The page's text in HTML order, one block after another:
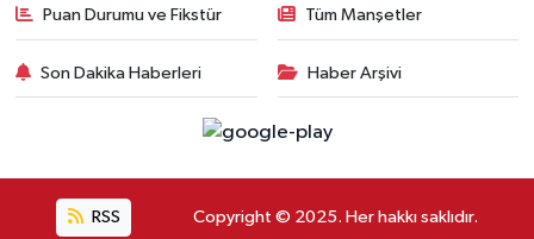
Puan Durumu ve Fikstür Tüm Manşetler
Son Dakika Haberleri Haber Arşivi
RSS Copyright © 2025. Her hakkı saklıdır.